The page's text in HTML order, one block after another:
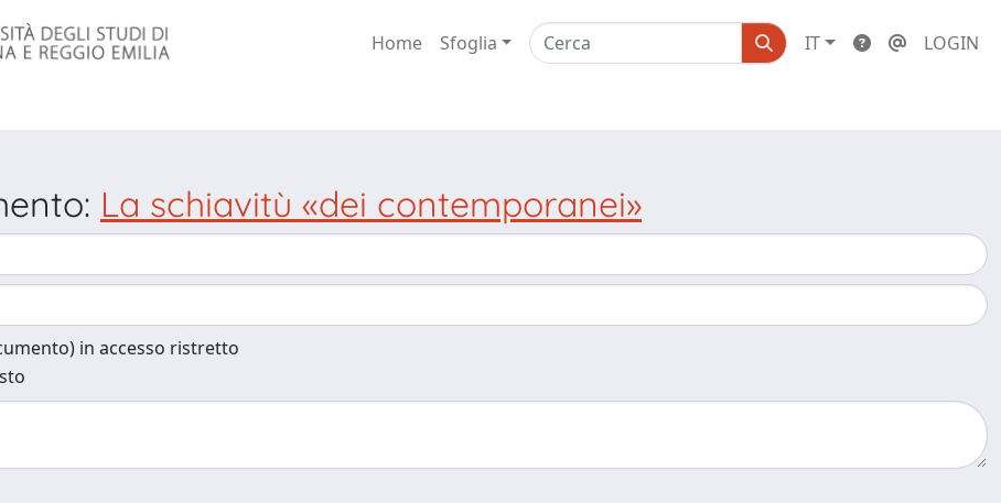
Home Sfoglia IT LOGIN
La schiavitù «dei contemporanei»
in accesso ristretto